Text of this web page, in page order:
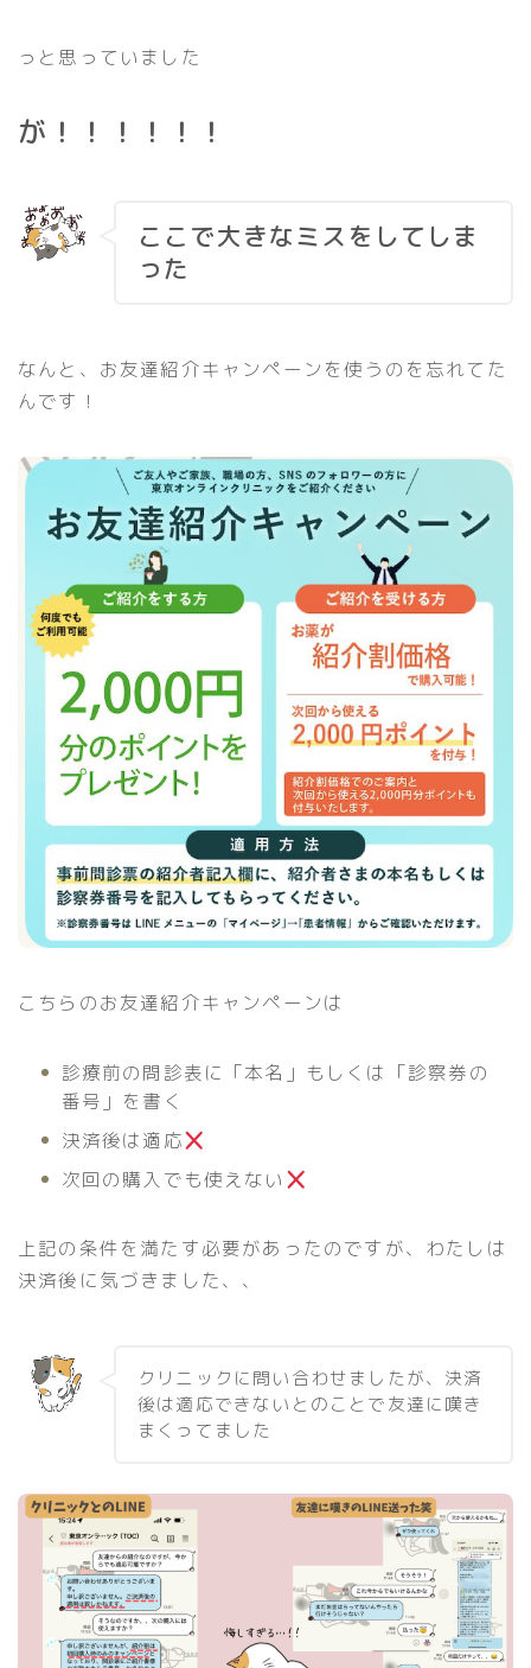
っと思っていました
が！！！！！！
ここで大きなミスをしてしま
った
なんと、お友達紹介キャンペーンを使うのを忘れてた
んです！
こちらのお友達紹介キャンペーンは
診療前の問診表に「本名」もしくは「診察券の
番号」を書く
決済後は適応
次回の購入でも使えない
上記の条件を満たす必要があったのですが、わたしは
決済後に気づきました、、
クリニックに問い合わせましたが、決済
後は適応できないとのことで友達に嘆き
まくってました